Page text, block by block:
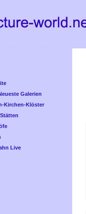
Galerien
Kirchen-Klöster
Live